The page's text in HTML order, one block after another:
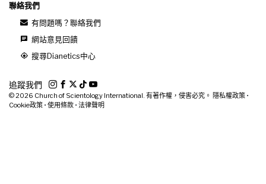
聯絡我們
有問題嗎？聯絡我們
網站意見回饋
搜尋Dianetics中心
追蹤我們
© 2026 Church of Scientology International. 有著作權，侵害必究。 隱私權政策 •
Cookie政策 • 使用條款 • 法律聲明